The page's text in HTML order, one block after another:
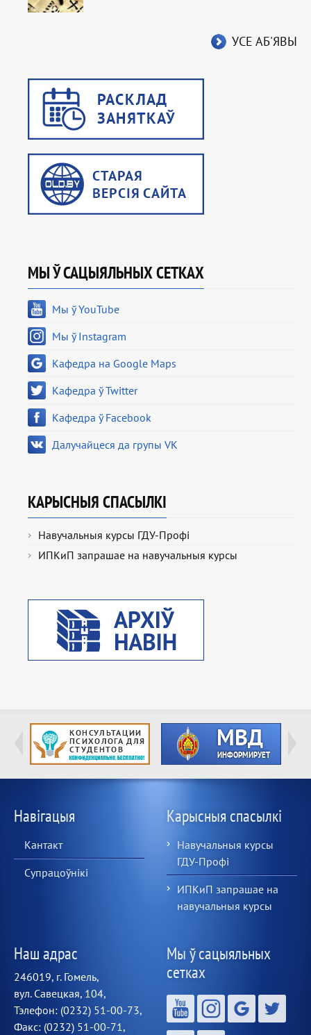
УСЕ АБ'ЯВЫ
МЫ Ў САЦЫЯЛЬНЫХ СЕТКАХ
Мы ў YouTube
Мы ў Instagram
Кафедра на Google Maps
Кафедра ў Twitter
Кафедра ў Facebook
Далучайцеся да групы VK
КАРЫСНЫЯ СПАСЫЛКІ
Навучальныя курсы ГДУ-Профі
ИПКиП запрашае на навучальныя курсы
Навігацыя
Кантакт
Супрацоўнікі
Карысныя спасылкі
Навучальныя курсы
ГДУ-Профі
ИПКиП запрашае на
навучальныя курсы
Наш адрас
246019, г. Гомель,
вул. Савецкая, 104,
Тэлефон: (0232) 51-00-73,
Факс: (0232) 51-00-71,
Мы ў сацыяльных
сетках